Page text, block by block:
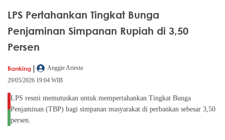
LPS Pertahankan Tingkat Bunga
Penjaminan Simpanan Rupiah di 3,50
Persen
Banking |
Anggie Ariesta
29/05/2026 19:04 WIB
LPS resmi memutuskan untuk mempertahankan Tingkat Bunga
Penjaminan (TBP) bagi simpanan masyarakat di perbankan sebesar 3,50
persen.